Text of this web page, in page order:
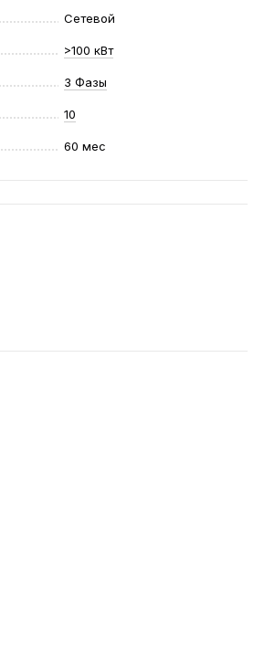
Сетевой
>100 кВт
3 Фазы
10
60 мес